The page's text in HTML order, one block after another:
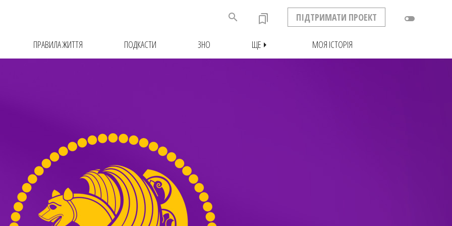
toggle_off
ПІДТРИМАТИ ПРОЕКТ
bookmarks
search
ПРАВИЛА ЖИТТЯ ПОДКАСТИ ЗНО ЩЕarrow_right МОЯ ІСТОРІЯ